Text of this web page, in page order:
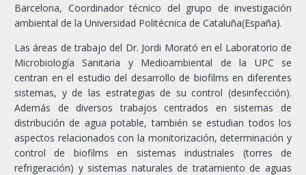
Barcelona, Coordinador técnico del grupo de investigación
ambiental de la Universidad Politécnica de Cataluña(España).
Las áreas de trabajo del Dr. Jordi Morató en el Laboratorio de
Microbiología Sanitaria y Medioambiental de la UPC se
centran en el estudio del desarrollo de biofilms en diferentes
sistemas, y de las estrategias de su control (desinfección).
Además de diversos trabajos centrados en sistemas de
distribución de agua potable, también se estudian todos los
aspectos relacionados con la monitorización, determinación y
control de biofilms en sistemas industriales (torres de
refrigeración) y sistemas naturales de tratamiento de aguas